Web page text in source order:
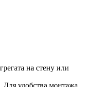
на стену или
Для удобства монтажа